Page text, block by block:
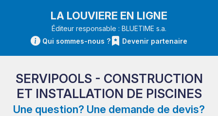
LA LOUVIERE EN LIGNE
Éditeur responsable : BLUETIME s.a.
Qui sommes-nous ?
Devenir partenaire
SERVIPOOLS - CONSTRUCTION
ET INSTALLATION DE PISCINES
Une question? Une demande de devis?